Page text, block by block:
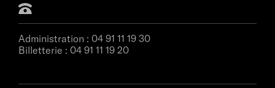
Administration : 04 91 11 19 30
Billetterie : 04 91 11 19 20